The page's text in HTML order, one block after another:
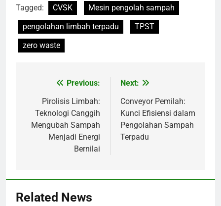
Tagged: CVSK
Mesin pengolah sampah
pengolahan limbah terpadu
TPST
zero waste
Navigasi
pos
Previous:
Pirolisis Limbah:
Teknologi Canggih
Mengubah Sampah
Menjadi Energi
Bernilai
Next:
Conveyor Pemilah:
Kunci Efisiensi dalam
Pengolahan Sampah
Terpadu
Related News